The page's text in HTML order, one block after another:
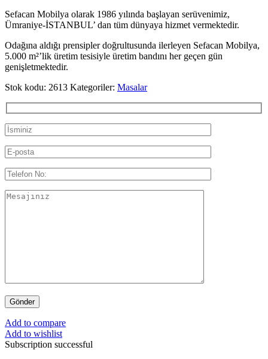
Sefacan Mobilya olarak 1986 yılında başlayan serüvenimiz,
Ümraniye-İSTANBUL’ dan tüm dünyaya hizmet vermektedir.
Odağına aldığı prensipler doğrultusunda ilerleyen Sefacan Mobilya,
5.000 m²’lik üretim tesisiyle üretim bandını her geçen gün
genişletmektedir.
Stok kodu: 2613 Kategoriler: Masalar
Add to compare
Add to wishlist
Subscription successful